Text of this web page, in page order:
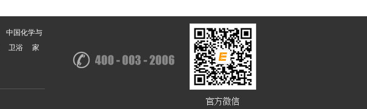
中国化学与
卫浴
家